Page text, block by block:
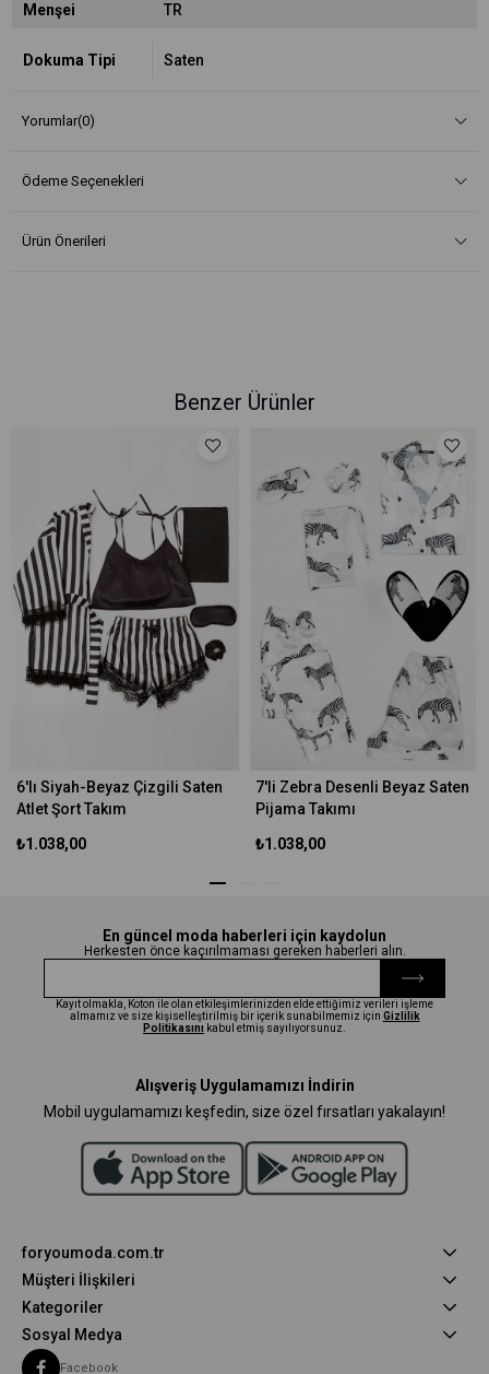
Menşei TR
Dokuma Tipi Saten
Yorumlar(0)
Ödeme Seçenekleri
Ürün Önerileri
Benzer Ürünler
6'lı Siyah-Beyaz Çizgili Saten
Atlet Şort Takım
₺1.038,00
7'li Zebra Desenli Beyaz Saten
Pijama Takımı
₺1.038,00
En güncel moda haberleri için kaydolun
Herkesten önce kaçırılmaması gereken haberleri alın.
Kayıt olmakla, Koton ile olan etkileşimlerinizden elde ettiğimiz verileri işleme
almamız ve size kişiselleştirilmiş bir içerik sunabilmemiz için Gizlilik
Politikasını kabul etmiş sayılıyorsunuz.
Alışveriş Uygulamamızı İndirin
Mobil uygulamamızı keşfedin, size özel fırsatları yakalayın!
foryoumoda.com.tr
Müşteri İlişkileri
Kategoriler
Sosyal Medya
Facebook